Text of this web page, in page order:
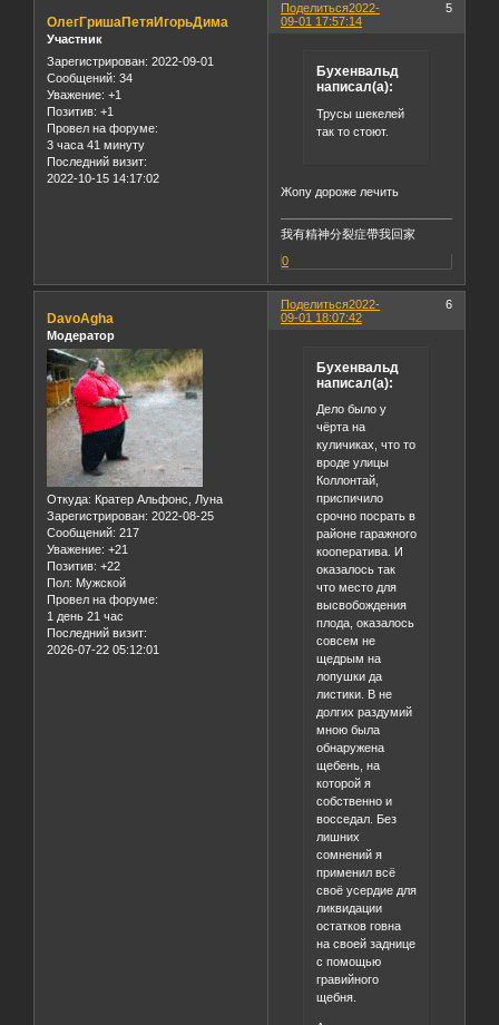
Поделиться 5
2022-
09-01 17:57:14
ОлегГришаПетяИгорьДима
Участник
Зарегистрирован: 2022-09-01
Сообщений: 34
Уважение: +1
Позитив: +1
Провел на форуме:
3 часа 41 минуту
Последний визит:
2022-10-15 14:17:02
Бухенвальд
написал(а):
Трусы шекелей
так то стоют.
Жопу дороже лечить
我有精神分裂症帶我回家
0
Поделиться 6
2022-
09-01 18:07:42
DavoAgha
Модератор
Откуда: Кратер Альфонс, Луна
Зарегистрирован: 2022-08-25
Сообщений: 217
Уважение: +21
Позитив: +22
Пол: Мужской
Провел на форуме:
1 день 21 час
Последний визит:
2026-07-22 05:12:01
Бухенвальд
написал(а):
Дело было у
чёрта на
куличиках, что то
вроде улицы
Коллонтай,
приспичило
срочно посрать в
районе гаражного
кооператива. И
оказалось так
что место для
высвобождения
плода, оказалось
совсем не
щедрым на
лопушки да
листики. В не
долгих раздумий
мною была
обнаружена
щебень, на
которой я
собственно и
восседал. Без
лишних
сомнений я
применил всё
своё усердие для
ликвидации
остатков говна
на своей заднице
с помощью
гравийного
щебня.